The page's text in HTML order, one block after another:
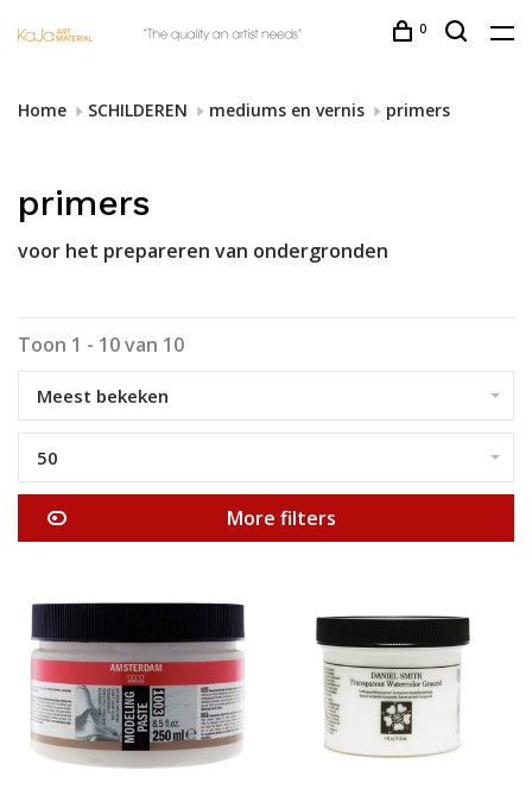
0
Home SCHILDEREN mediums en vernis primers
primers
voor het prepareren van ondergronden
Toon 1 - 10 van 10
Meest bekeken
50
More filters